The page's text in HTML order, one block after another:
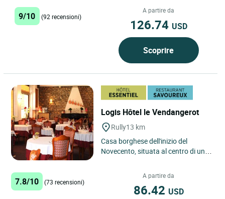
9/10 (92 recensioni)
A partire da
126.74 USD
Scoprire
Logis Hôtel le Vendangerot
Rully13 km
Casa borghese dell'inizio del
Novecento, situata al centro di un
fronte a un giardino pubblico...
7.8/10 (73 recensioni)
A partire da
86.42 USD